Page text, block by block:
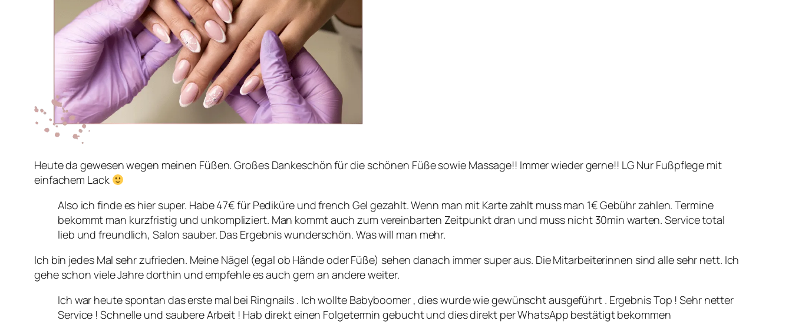
Heute da gewesen wegen meinen Füßen. Großes Dankeschön für die schönen Füße sowie Massage!! Immer wieder gerne!! LG Nur Fußpflege mit
einfachem Lack
Also ich finde es hier super. Habe 47€ für Pediküre und french Gel gezahlt. Wenn man mit Karte zahlt muss man 1€ Gebühr zahlen. Termine
bekommt man kurzfristig und unkompliziert. Man kommt auch zum vereinbarten Zeitpunkt dran und muss nicht 30min warten. Service total
lieb und freundlich, Salon sauber. Das Ergebnis wunderschön. Was will man mehr.
Ich bin jedes Mal sehr zufrieden. Meine Nägel (egal ob Hände oder Füße) sehen danach immer super aus. Die Mitarbeiterinnen sind alle sehr nett. Ich
gehe schon viele Jahre dorthin und empfehle es auch gern an andere weiter.
Ich war heute spontan das erste mal bei Ringnails . Ich wollte Babyboomer , dies wurde wie gewünscht ausgeführt . Ergebnis Top ! Sehr netter
Service ! Schnelle und saubere Arbeit ! Hab direkt einen Folgetermin gebucht und dies direkt per WhatsApp bestätigt bekommen